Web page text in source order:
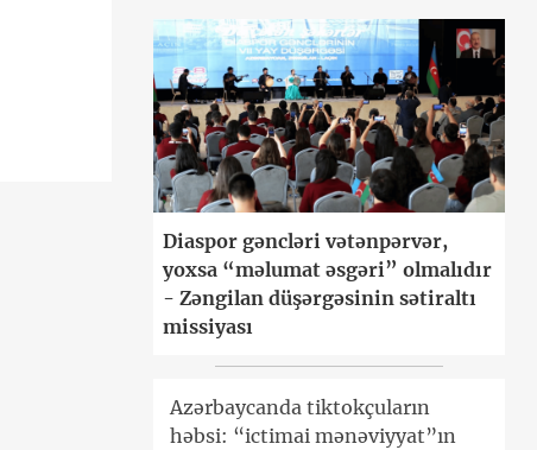
Diaspor gəncləri vətənpərvər,
yoxsa “məlumat əsgəri” olmalıdır
- Zəngilan düşərgəsinin sətiraltı
missiyası
Azərbaycanda tiktokçuların
həbsi: “ictimai mənəviyyat”ın